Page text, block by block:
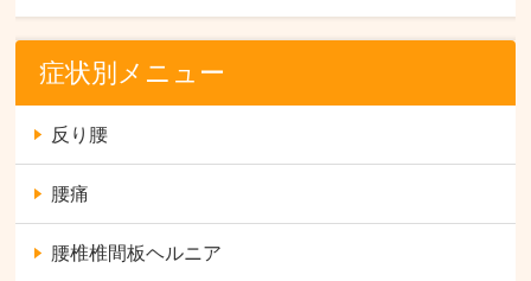
症状別メニュー
反り腰
腰痛
腰椎椎間板ヘルニア